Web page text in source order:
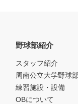
野球部紹介
スタッフ紹介
周南公立大学野球
練習施設・設備
OBについて